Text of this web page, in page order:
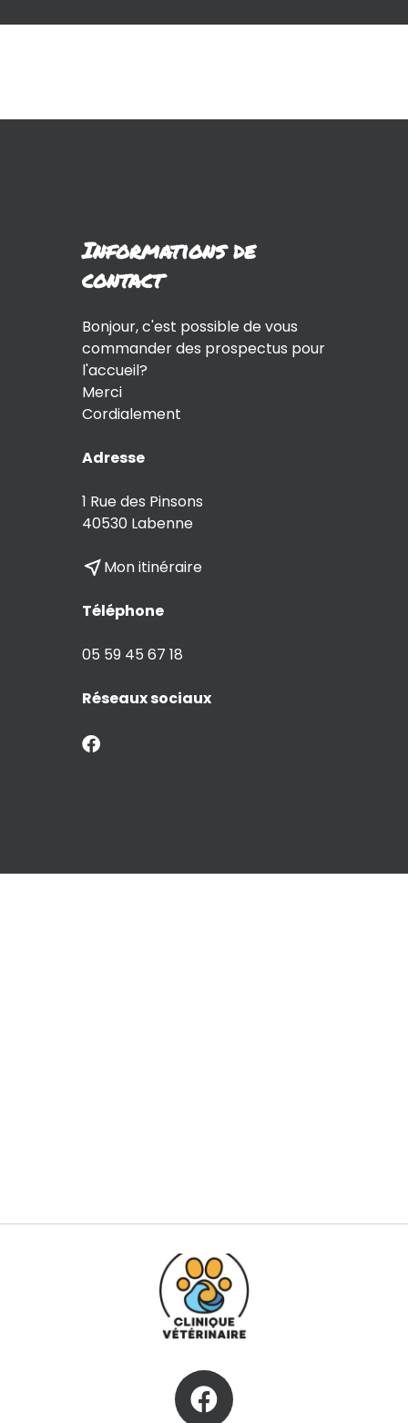
Informations de
contact
Bonjour, c'est possible de vous
commander des prospectus pour
l'accueil?
Merci
Cordialement
Adresse
1 Rue des Pinsons
40530 Labenne
near_meMon itinéraire
Téléphone
05 59 45 67 18
Réseaux sociaux